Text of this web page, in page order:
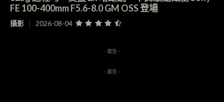
FE 100-400mm F5.6-8.0 GM OSS 登場
攝影 2026-08-04
- 廣告 -
- 廣告 -